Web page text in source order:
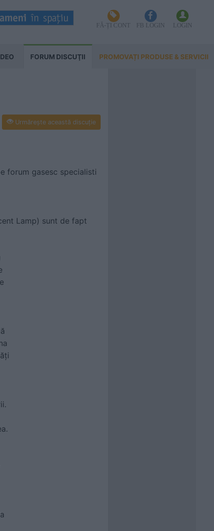
FĂ-ȚI CONT FB LOGIN LOGIN
FORUM DISCUŢII PROMOVAȚI PRODUSE & SERVICII
Urmăreşte această discuţie
forum gasesc specialisti
Lamp) sunt de fapt